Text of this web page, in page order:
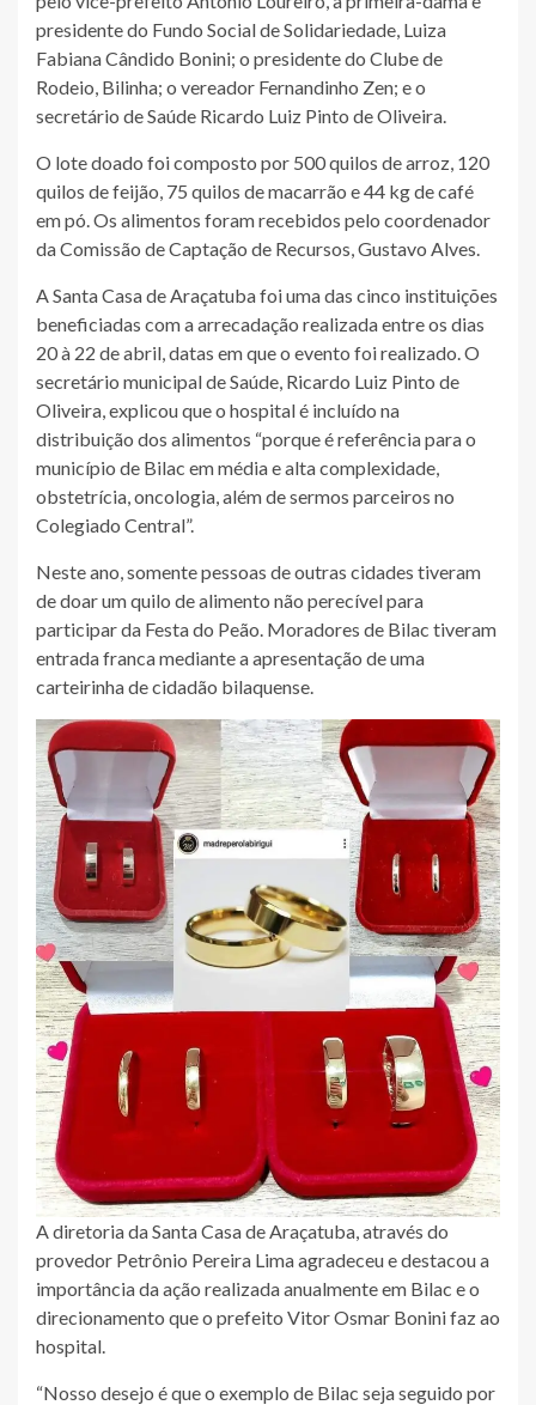
presidente do Fundo Social de Solidariedade, Luiza
Fabiana Cândido Bonini; o presidente do Clube de
Rodeio, Bilinha; o vereador Fernandinho Zen; e o
secretário de Saúde Ricardo Luiz Pinto de Oliveira.
O lote doado foi composto por 500 quilos de arroz, 120
quilos de feijão, 75 quilos de macarrão e 44 kg de café
em pó. Os alimentos foram recebidos pelo coordenador
da Comissão de Captação de Recursos, Gustavo Alves.
A Santa Casa de Araçatuba foi uma das cinco instituições
beneficiadas com a arrecadação realizada entre os dias
20 à 22 de abril, datas em que o evento foi realizado. O
secretário municipal de Saúde, Ricardo Luiz Pinto de
Oliveira, explicou que o hospital é incluído na
distribuição dos alimentos “porque é referência para o
município de Bilac em média e alta complexidade,
obstetrícia, oncologia, além de sermos parceiros no
Colegiado Central”.
Neste ano, somente pessoas de outras cidades tiveram
de doar um quilo de alimento não perecível para
participar da Festa do Peão. Moradores de Bilac tiveram
entrada franca mediante a apresentação de uma
carteirinha de cidadão bilaquense.
A diretoria da Santa Casa de Araçatuba, através do
provedor Petrônio Pereira Lima agradeceu e destacou a
importância da ação realizada anualmente em Bilac e o
direcionamento que o prefeito Vitor Osmar Bonini faz ao
hospital.
“Nosso desejo é que o exemplo de Bilac seja seguido por